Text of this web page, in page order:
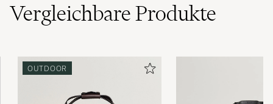
VergleichbareProdukte
OUTDOOR